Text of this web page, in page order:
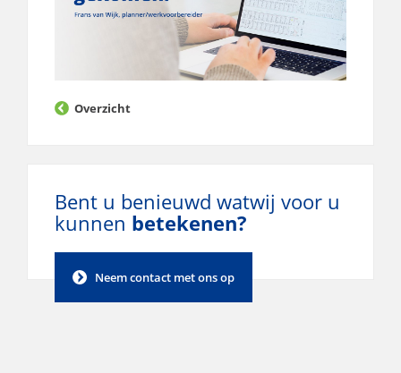
Overzicht
Bent u benieuwd watwij voor u
kunnen betekenen?
Neem contact met ons op